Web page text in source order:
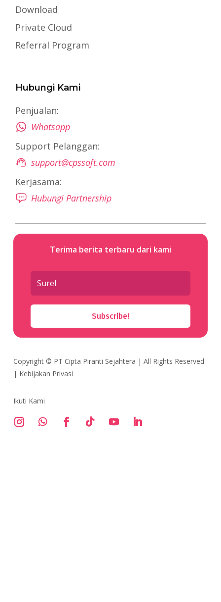
Download
Private Cloud
Referral Program
Hubungi Kami
Penjualan:
Whatsapp
Support Pelanggan:
support@cpssoft.com
Kerjasama:
Hubungi Partnership
Terima berita terbaru dari kami
Subscribe!
Copyright © PT Cipta Piranti Sejahtera | All Rights Reserved
| Kebijakan Privasi
Ikuti Kami